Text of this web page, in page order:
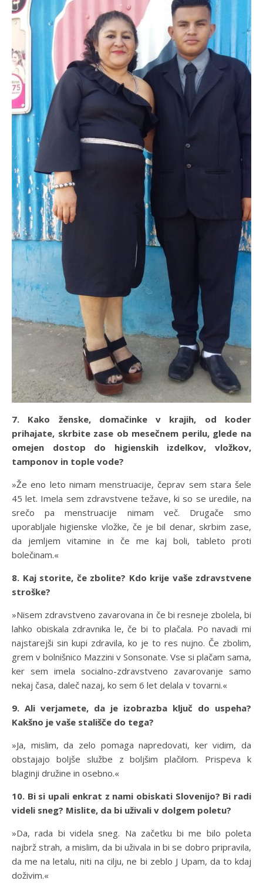
7. Kako ženske, domačinke v krajih, od koder
prihajate, skrbite zase ob mesečnem perilu, glede na
omejen dostop do higienskih izdelkov, vložkov,
tamponov in tople vode?
»Že eno leto nimam menstruacije, čeprav sem stara šele
45 let. Imela sem zdravstvene težave, ki so se uredile, na
srečo pa menstruacije nimam več. Drugače smo
uporabljale higienske vložke, če je bil denar, skrbim zase,
da jemljem vitamine in če me kaj boli, tableto proti
bolečinam.«
8. Kaj storite, če zbolite? Kdo krije vaše zdravstvene
stroške?
»Nisem zdravstveno zavarovana in če bi resneje zbolela, bi
lahko obiskala zdravnika le, če bi to plačala. Po navadi mi
najstarejši sin kupi zdravila, ko je to res nujno. Če zbolim,
grem v bolnišnico Mazzini v Sonsonate. Vse si plačam sama,
ker sem imela socialno-zdravstveno zavarovanje samo
nekaj časa, daleč nazaj, ko sem 6 let delala v tovarni.«
9. Ali verjamete, da je izobrazba ključ do uspeha?
Kakšno je vaše stališče do tega?
»Ja, mislim, da zelo pomaga napredovati, ker vidim, da
obstajajo boljše službe z boljšim plačilom. Prispeva k
blaginji družine in osebno.«
10. Bi si upali enkrat z nami obiskati Slovenijo? Bi radi
videli sneg? Mislite, da bi uživali v dolgem poletu?
»Da, rada bi videla sneg. Na začetku bi me bilo poleta
najbrž strah, a mislim, da bi uživala in bi se dobro pripravila,
da me na letalu, niti na cilju, ne bi zeblo J Upam, da to kdaj
doživim.«